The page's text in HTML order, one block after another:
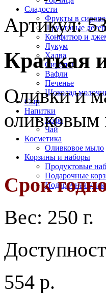
Cладости
Фрукты в сиропе
Фруктовые
Конфитюр и
Лукум
Халва
Сиропы
Вафли
Печенье
Шоколад
Сыр
Напитки
Кофе
Чай
Косметика
Оливковое мыло
Корзины и наборы
Продуктовые
Подарочные
Подарочная
Артикул:
Краткая
Оливки и
Срок
Вес: 250 г.
554 р.